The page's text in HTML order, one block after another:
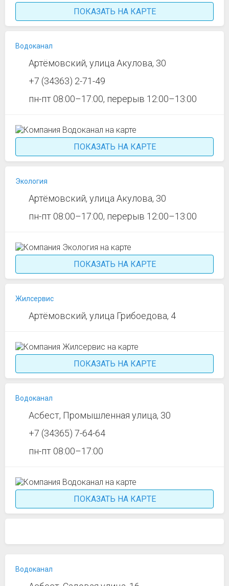
ПОКАЗАТЬ НА КАРТЕ
Водоканал
Артёмовский, улица Акулова, 30
+7 (34363) 2-71-49
пн-пт 08:00–17:00, перерыв 12:00–13:00
ПОКАЗАТЬ НА КАРТЕ
Экология
Артёмовский, улица Акулова, 30
пн-пт 08:00–17:00, перерыв 12:00–13:00
ПОКАЗАТЬ НА КАРТЕ
Жилсервис
Артёмовский, улица Грибоедова, 4
ПОКАЗАТЬ НА КАРТЕ
Водоканал
Асбест, Промышленная улица, 30
+7 (34365) 7-64-64
пн-пт 08:00–17:00
ПОКАЗАТЬ НА КАРТЕ
Водоканал